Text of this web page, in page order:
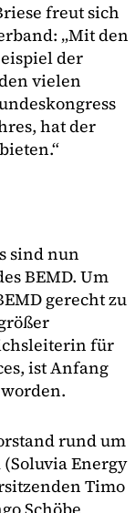
freut sich
„Mit den
der
vielen
hat der
sind nun
BEMD. Um
gerecht zu
für
ist Anfang
rund um
Energy
Timo